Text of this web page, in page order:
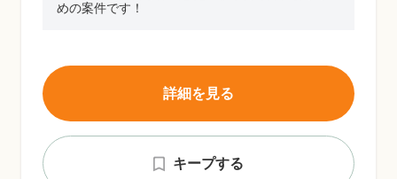
めの案件です！
キープする
詳細を見る